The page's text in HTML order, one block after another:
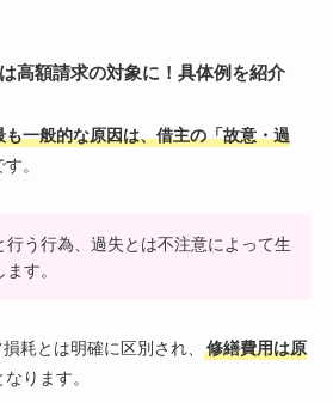
高額請求の対象に！具体例を紹介
一般的な原因は、借主の「故意・過
。
行う行為、過失とは不注意によって生
す。
耗とは明確に区別され、
修繕費用は原
なります。